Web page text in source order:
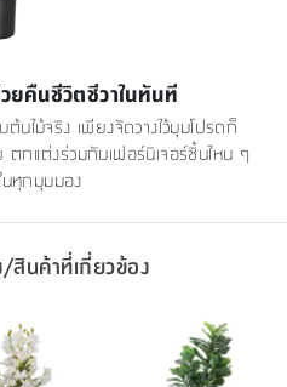
ยคืนชีวิตชีวาในทันที
นไม้จริง เพียงจัดวางไว้มุมโปรดก็
ตกแต่งร่วมกับเฟอร์นิเจอร์ชิ้นไหน ๆ
นทุกมุมมอง
สินค้าที่เกี่ยวข้อง